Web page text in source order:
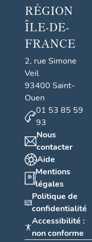
RÉGION
ÎLE-DE-
FRANCE
2, rue Simone
Veil
93400 Saint-
Ouen
01 53 85 59
93
Nous
contacter
Aide
Mentions
légales
Politique de
confidentialité
Accessibilité :
non conforme